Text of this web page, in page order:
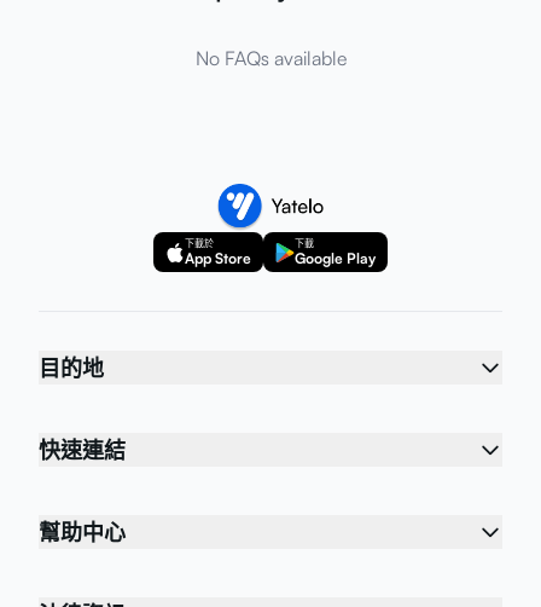
No FAQs available
下載於
App Store
下載
Google Play
目的地
快速連結
幫助中心